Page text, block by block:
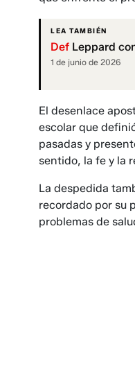
LEA TAMBIÉN
Def Leppard
1 de junio de 2026
El desenlace
escolar que
pasadas y
sentido, la fe y la
La despedida
recordado por su
problemas de